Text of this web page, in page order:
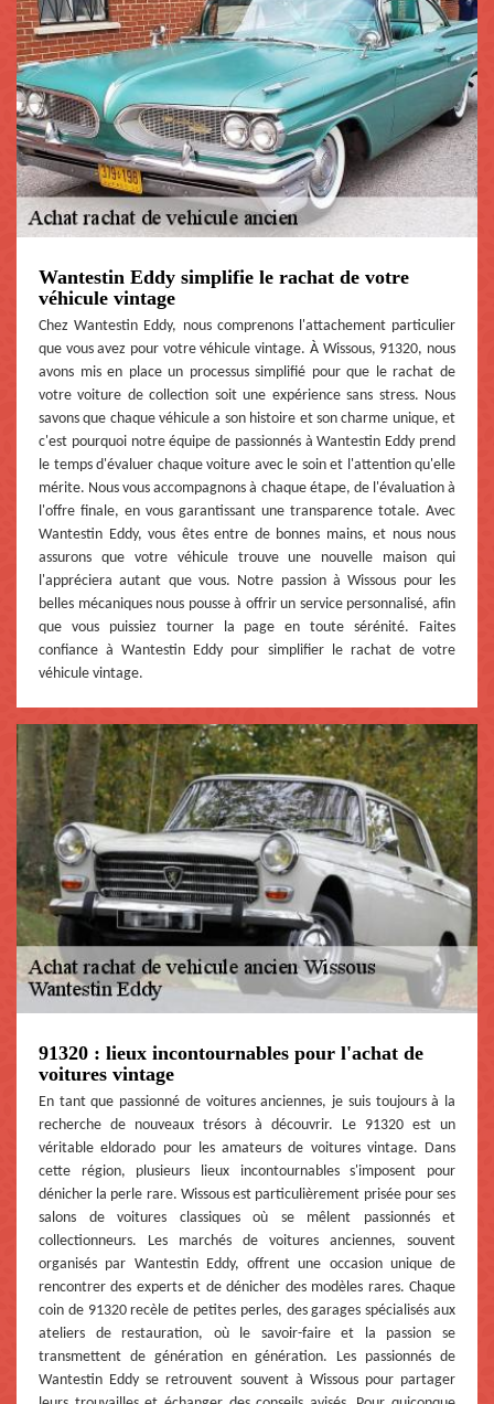
Wantestin Eddy simplifie le rachat de votre
véhicule vintage
Chez Wantestin Eddy, nous comprenons l'attachement particulier
que vous avez pour votre véhicule vintage. À Wissous, 91320, nous
avons mis en place un processus simplifié pour que le rachat de
votre voiture de collection soit une expérience sans stress. Nous
savons que chaque véhicule a son histoire et son charme unique, et
c'est pourquoi notre équipe de passionnés à Wantestin Eddy prend
le temps d'évaluer chaque voiture avec le soin et l'attention qu'elle
mérite. Nous vous accompagnons à chaque étape, de l'évaluation à
l'offre finale, en vous garantissant une transparence totale. Avec
Wantestin Eddy, vous êtes entre de bonnes mains, et nous nous
assurons que votre véhicule trouve une nouvelle maison qui
l'appréciera autant que vous. Notre passion à Wissous pour les
belles mécaniques nous pousse à offrir un service personnalisé, afin
que vous puissiez tourner la page en toute sérénité. Faites
confiance à Wantestin Eddy pour simplifier le rachat de votre
véhicule vintage.
91320 : lieux incontournables pour l'achat de
voitures vintage
En tant que passionné de voitures anciennes, je suis toujours à la
recherche de nouveaux trésors à découvrir. Le 91320 est un
véritable eldorado pour les amateurs de voitures vintage. Dans
cette région, plusieurs lieux incontournables s'imposent pour
dénicher la perle rare. Wissous est particulièrement prisée pour ses
salons de voitures classiques où se mêlent passionnés et
collectionneurs. Les marchés de voitures anciennes, souvent
organisés par Wantestin Eddy, offrent une occasion unique de
rencontrer des experts et de dénicher des modèles rares. Chaque
coin de 91320 recèle de petites perles, des garages spécialisés aux
ateliers de restauration, où le savoir-faire et la passion se
transmettent de génération en génération. Les passionnés de
Wantestin Eddy se retrouvent souvent à Wissous pour partager